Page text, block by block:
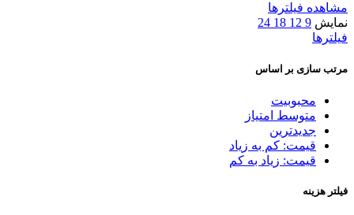
مشاهده فیلترها
نمایش 9
12
18
24
فیلترها
مرتب سازی بر اساس
محبوبیت
متوسط امتیاز
جدیدترین
قیمت: کم به زیاد
قیمت: زیاد به کم
فیلتر هزینه